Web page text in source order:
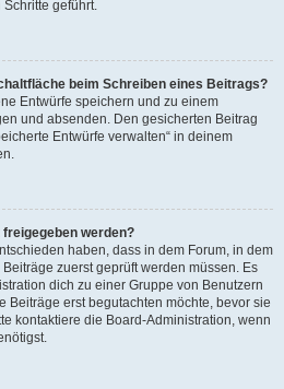
geführt.
beim Schreiben eines Beitrags?
Entwürfe speichern und zu einem
und absenden. Den gesicherten Beitrag
Entwürfe verwalten“ in deinem
werden?
haben, dass in dem Forum, in dem
zuerst geprüft werden müssen. Es
dich zu einer Gruppe von Benutzern
Beiträge erst begutachten möchte, bevor sie
kontaktiere die Board-Administration, wenn